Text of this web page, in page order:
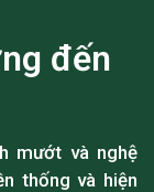
đến
mướt và nghệ
thống và hiện